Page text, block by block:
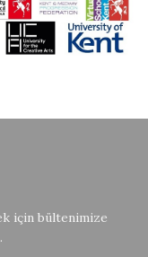
için bültenimize